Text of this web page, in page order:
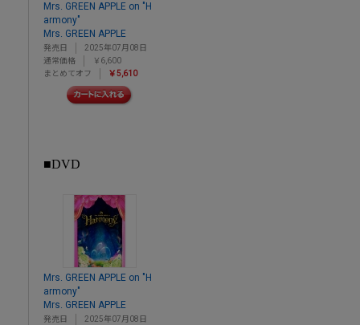
Mrs. GREEN APPLE on "H
armony"
Mrs. GREEN APPLE
発売日
2025年07月08日
通常価格
￥6,600
まとめてオフ
￥5,610
■DVD
Mrs. GREEN APPLE on "H
armony"
Mrs. GREEN APPLE
発売日
2025年07月08日